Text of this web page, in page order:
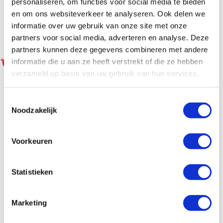
en om ons websiteverkeer te analyseren. Ook delen we
informatie over uw gebruik van onze site met onze
partners voor social media, adverteren en analyse. Deze
partners kunnen deze gegevens combineren met andere
informatie die u aan ze heeft verstrekt of die ze hebben
verzameld op basis van uw gebruik van hun services.
Noodzakelijk
Voorkeuren
Statistieken
Marketing
Hoogte: 1400 mm
€1.282,00
Bruto per stuk
Log in voor jouw prijs
Vasco ONI O-NP-EL elektrische
designradiator, h=1800 mm, b=500
Product soort: Designradiator
Kleur: Wit
€1.424,00 Log in voor jouw prijs